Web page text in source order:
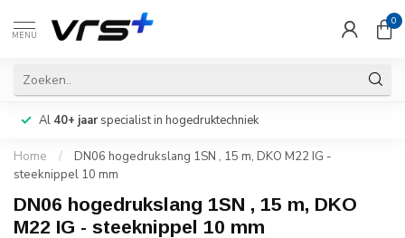
MENU
0
Al 40+ jaarspecialist in hogedruktechniek
Home /
DN06 hogedrukslang 1SN , 15 m, DKO M22 IG -
steeknippel 10 mm
DN06 hogedrukslang 1SN , 15 m, DKO
M22 IG - steeknippel 10 mm